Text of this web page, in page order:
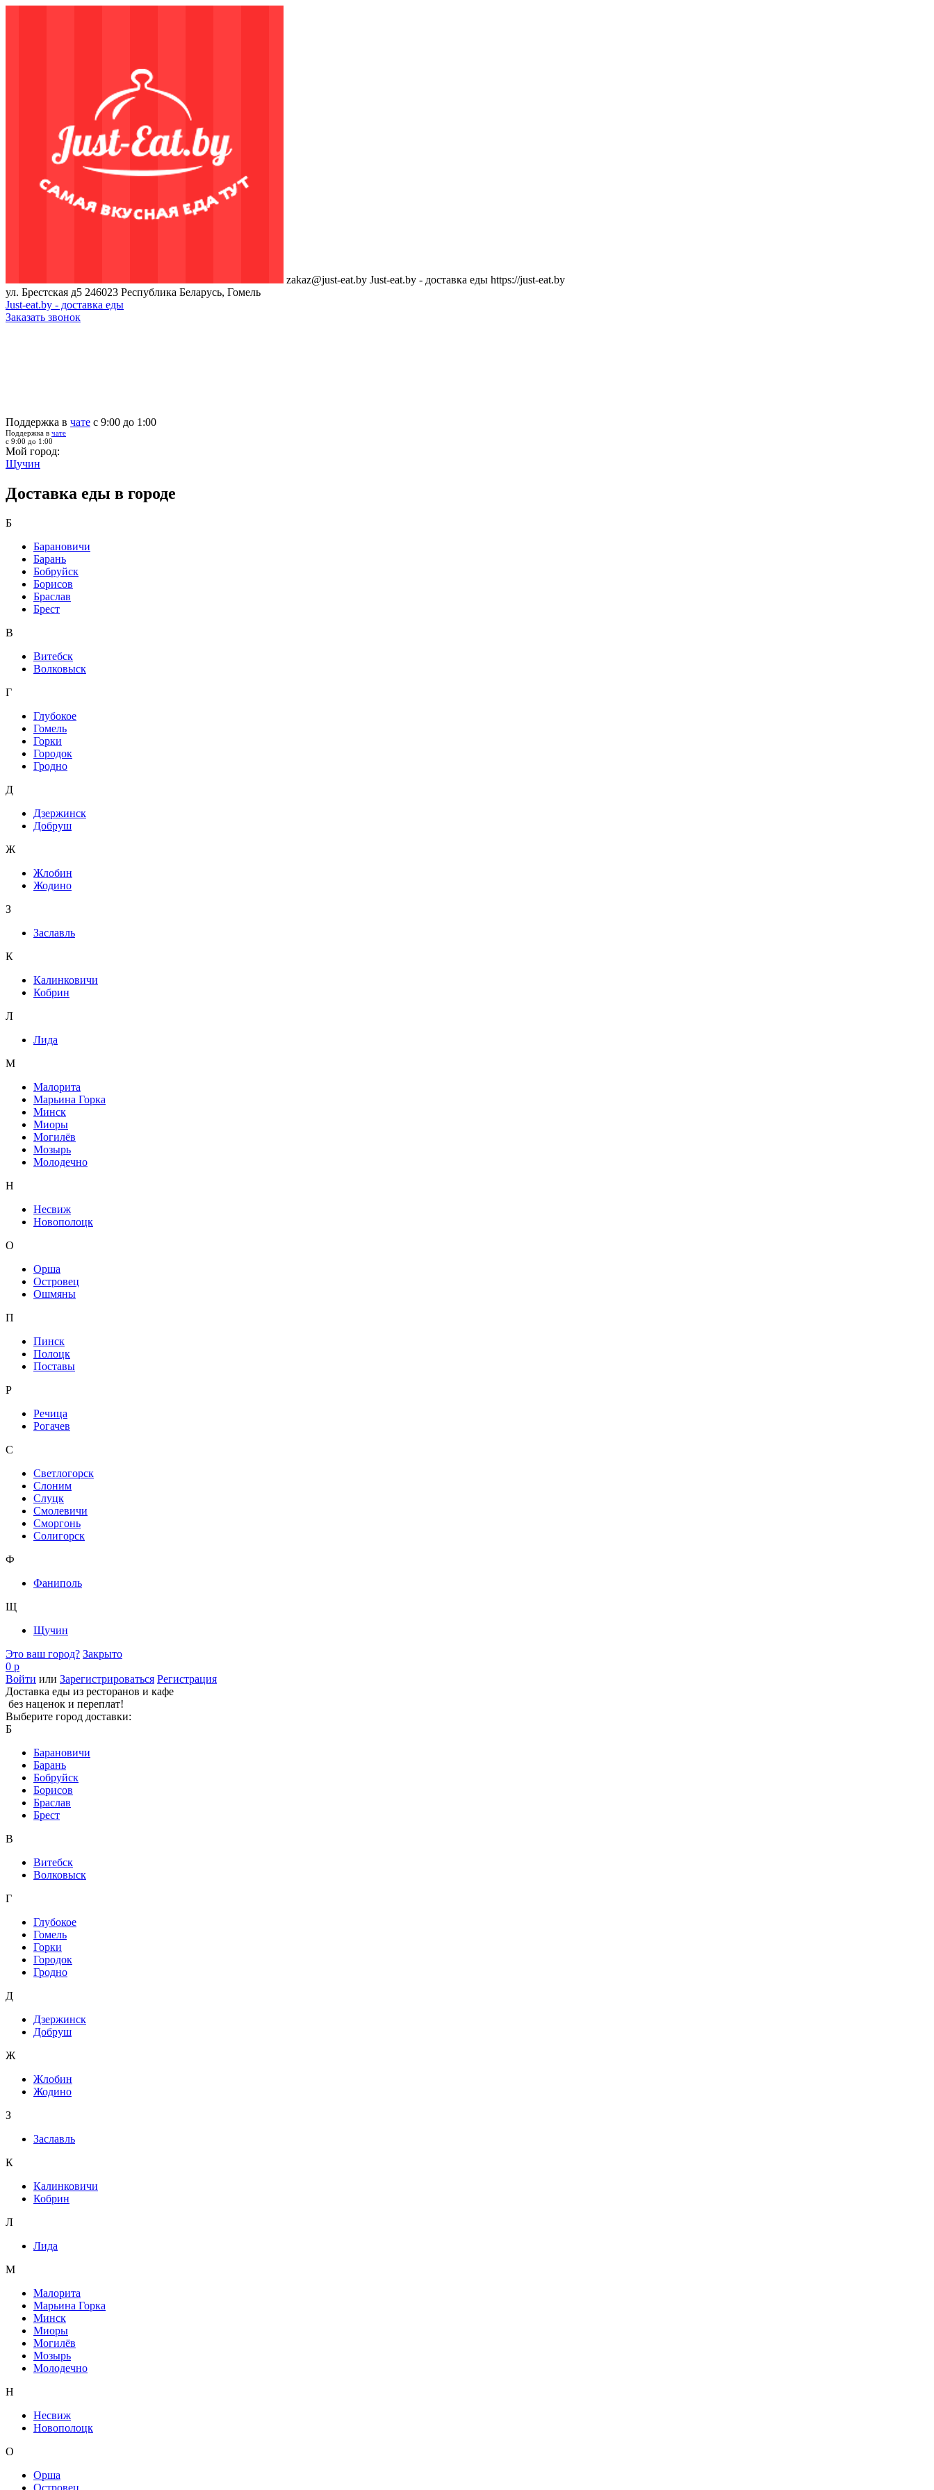
zakaz@just-eat.by Just-eat.by - доставка еды https://just-eat.by
ул. Брестская д5 246023 Республика Беларусь, Гомель
Just-eat.by - доставка еды
Заказать звонок
Поддержка в чате с 9:00 до 1:00
Поддержка в чате
с 9:00 до 1:00
Мой город:
Щучин
Доставка еды в городе
Б
Барановичи
Барань
Бобруйск
Борисов
Браслав
Брест
В
Витебск
Волковыск
Г
Глубокое
Гомель
Горки
Городок
Гродно
Д
Дзержинск
Добруш
Ж
Жлобин
Жодино
З
Заславль
К
Калинковичи
Кобрин
Л
Лида
М
Малорита
Марьина Горка
Минск
Миоры
Могилёв
Мозырь
Молодечно
Н
Несвиж
Новополоцк
О
Орша
Островец
Ошмяны
П
Пинск
Полоцк
Поставы
Р
Речица
Рогачев
С
Светлогорск
Слоним
Слуцк
Смолевичи
Сморгонь
Солигорск
Ф
Фаниполь
Щ
Щучин
Это ваш город? Закрыто
0 р
Войти или Зарегистрироваться Регистрация
Доставка еды из ресторанов и кафе
без наценок и переплат!
Выберите город доставки:
Б
Барановичи
Барань
Бобруйск
Борисов
Браслав
Брест
В
Витебск
Волковыск
Г
Глубокое
Гомель
Горки
Городок
Гродно
Д
Дзержинск
Добруш
Ж
Жлобин
Жодино
З
Заславль
К
Калинковичи
Кобрин
Л
Лида
М
Малорита
Марьина Горка
Минск
Миоры
Могилёв
Мозырь
Молодечно
Н
Несвиж
Новополоцк
О
Орша
Островец